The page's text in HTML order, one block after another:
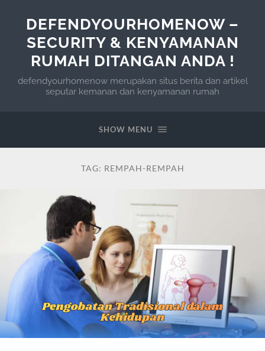
DEFENDYOURHOMENOW –
SECURITY & KENYAMANAN
RUMAH DITANGAN ANDA !
defendyourhomenow merupakan situs berita dan artikel
seputar kemanan dan kenyamanan rumah
SHOW MENU
TAG: REMPAH-REMPAH